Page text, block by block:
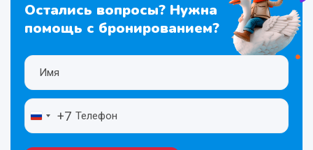
Остались вопросы? Нужна
помощь с бронированием?
+7